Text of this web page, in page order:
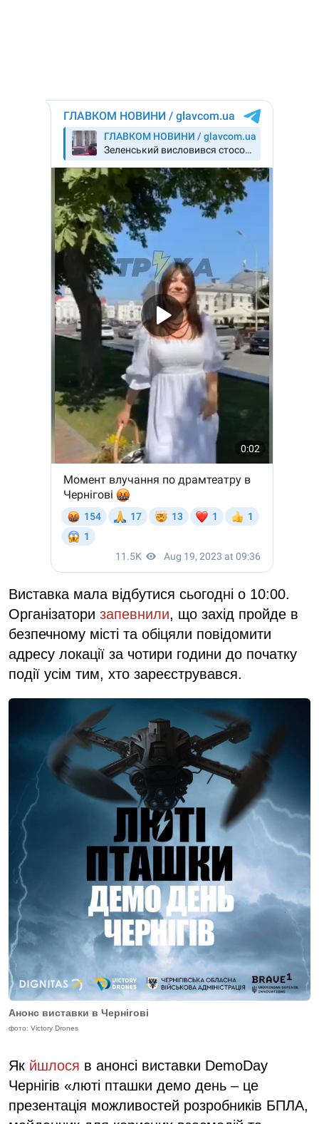
Виставка мала відбутися сьогодні о 10:00.
Організатори запевнили, що захід пройде в
безпечному місті та обіцяли повідомити
адресу локації за чотири години до початку
події усім тим, хто зареєструвався.
Анонс виставки в Чернігові
фото: Victory Drones
Як йшлося в анонсі виставки DemoDay
Чернігів «люті пташки демo день – це
презентація можливостей розробників БПЛА,